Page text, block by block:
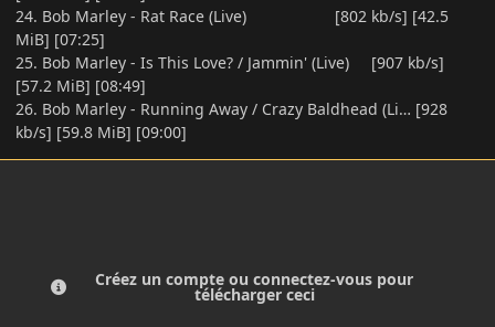
24. Bob Marley - Rat Race (Live) [802 kb/s] [42.5
MiB] [07:25]
25. Bob Marley - Is This Love? / Jammin' (Live) [907 kb/s]
[57.2 MiB] [08:49]
26. Bob Marley - Running Away / Crazy Baldhead (Li… [928
kb/s] [59.8 MiB] [09:00]
Créez un compte ou connectez-vous pour
télécharger ceci